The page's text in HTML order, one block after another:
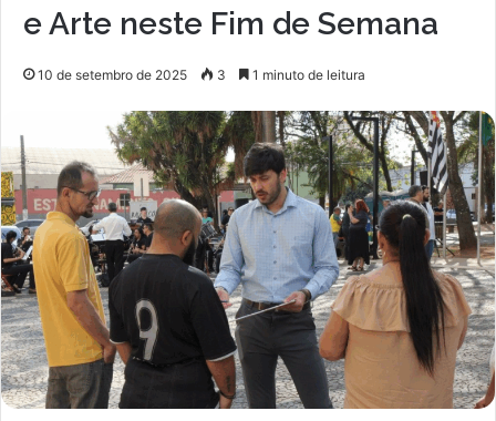
e Arte neste Fim de Semana
10 de setembro de 2025 3 1 minuto de leitura